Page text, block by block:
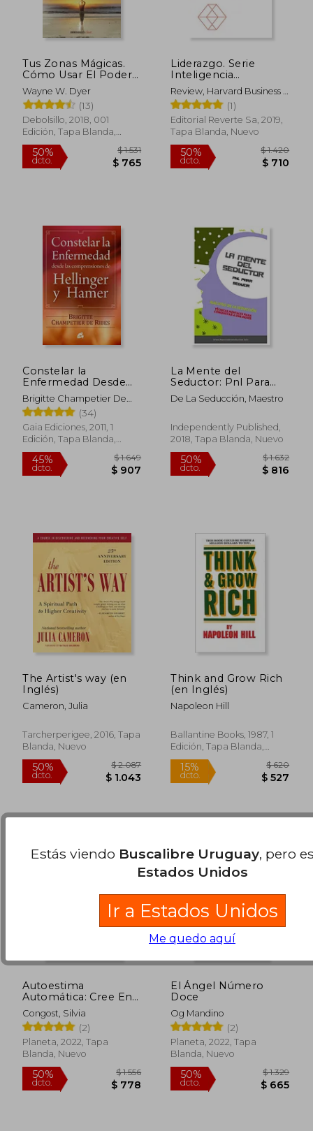
15% 50%
15%
dcto. $ 587
Rápido
50%
dcto.
Tus Zonas Mágicas.
Cómo Usar El Poder
Milagroso de la
Mente / Real Magic.
Creati Ng Miracles in
Everyday Life
Wayne W. Dyer
(13)
Debolsillo, 2018, 001
Edición, Tapa Blanda,
Nuevo
dcto. $ 765
Liderazgo. Serie
Inteligencia
Emocional Hbr:
Leadership Presence
Review, Harvard Business ;
Trabal, Betty (1)
Editorial Reverte Sa, 2019,
Tapa Blanda, Nuevo
dcto.
Constelar la
Enfermedad Desde
las Comprensiones
de Hellinger y Hamer
Brigitte Champetier De
Ribes
(34)
Gaia Ediciones, 2011, 1
Edición, Tapa Blanda,
Nuevo
45%
dcto. $ 907
La Mente del
Seductor: Pnl Para
Seducir: 2 (Maestro de
la Seducción)
De La Seducción, Maestro
Independently Published,
2018, Tapa Blanda, Nuevo
50%
dcto.
The Artist's way (en
Inglés)
Cameron, Julia
Tarcherperigee, 2016, Tapa
Blanda, Nuevo
Think and Grow Rich
(en Inglés)
Napoleon Hill
Ballantine Books, 1987, 1
Edición, Tapa Blanda,
Nuevo
Autoestima
Automática: Cree En
Ti Y Alcanza Tus
Metas
Congost, Silvia
(2)
Planeta, 2022, Tapa
Blanda, Nuevo
El Ángel Número
Doce
Og Mandino
(2)
Planeta, 2022, Tapa
Blanda, Nuevo
Estás viendo Buscalibre Uruguay, pero
Estados Unidos
Ir a Estados Unidos
Me quedo aquí